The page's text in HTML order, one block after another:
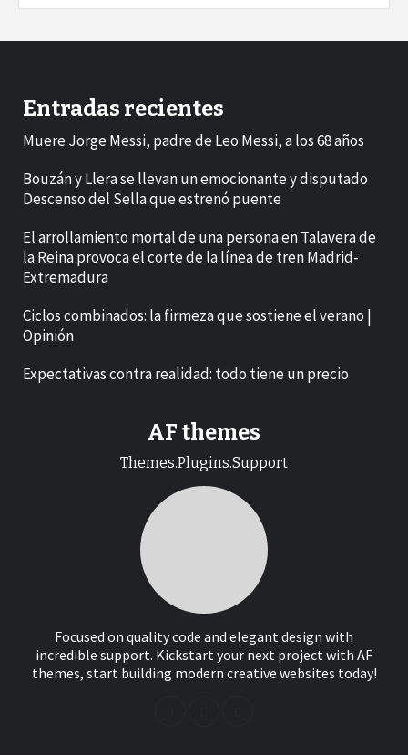
Entradas recientes
Muere Jorge Messi, padre de Leo Messi, a los 68 años
Bouzán y Llera se llevan un emocionante y disputado
Descenso del Sella que estrenó puente
El arrollamiento mortal de una persona en Talavera de
la Reina provoca el corte de la línea de tren Madrid-
Extremadura
Ciclos combinados: la firmeza que sostiene el verano |
Opinión
Expectativas contra realidad: todo tiene un precio
AF themes
Themes.Plugins.Support
Focused on quality code and elegant design with
incredible support. Kickstart your next project with AF
themes, start building modern creative websites today!